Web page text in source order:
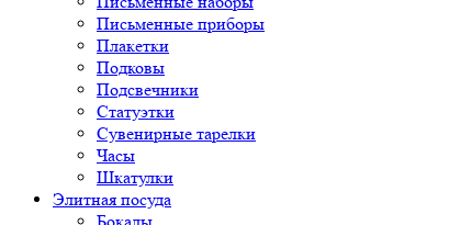
Письменные приборы
Плакетки
Подковы
Подсвечники
Статуэтки
Сувенирные тарелки
Часы
Шкатулки
Элитная посуда